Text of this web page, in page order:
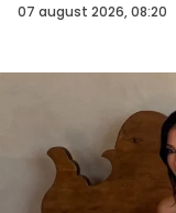
07 august 2026, 08:20